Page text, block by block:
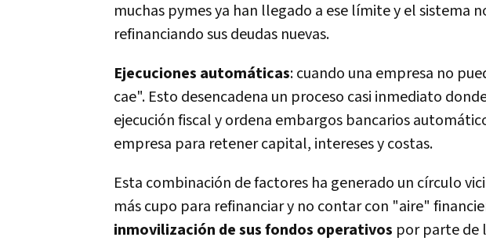
muchas pymes ya han llegado a ese límite y el sistema
refinanciando sus deudas nuevas.
Ejecuciones automáticas: cuando una empresa no
cae". Esto desencadena un proceso casi inmediato
ejecución fiscal y ordena embargos bancarios
empresa para retener capital, intereses y costas.
Esta combinación de factores ha generado un círculo
más cupo para refinanciar y no contar con "aire"
inmovilización de sus fondos operativos por parte de